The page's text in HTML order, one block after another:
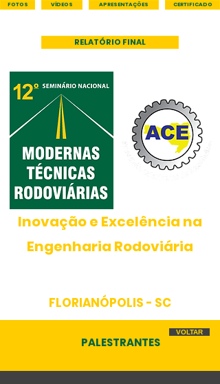
FOTOS VÍDEOS APRESENTAÇÕES CERTIFICADO
RELATÓRIO FINAL
Inovação e Excelência na
Engenharia Rodoviária
FLORIANÓPOLIS - SC
PALESTRANTES
VOLTAR